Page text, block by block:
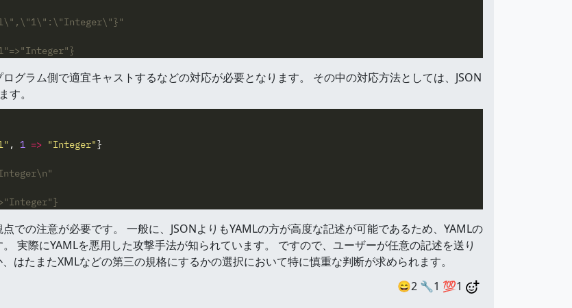
グラム側で適宜キャストするなどの対応が必要となります。 その中の対応方法としては、JSON
。
, 1 => "Integer"}
での注意が必要です。 一般に、JSONよりもYAMLの方が高度な記述が可能であるため、YAMLの
実際にYAMLを悪用した攻撃手法が知られています。 ですので、ユーザーが任意の記述を送り
はたまたXMLなどの第三の規格にするかの選択において特に慎重な判断が求められます。
😄2 🔧1 💯1